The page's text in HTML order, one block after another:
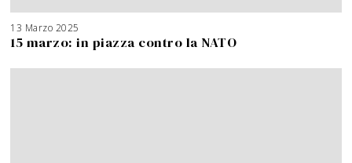
13 Marzo 2025
15 marzo: in piazza contro la NATO